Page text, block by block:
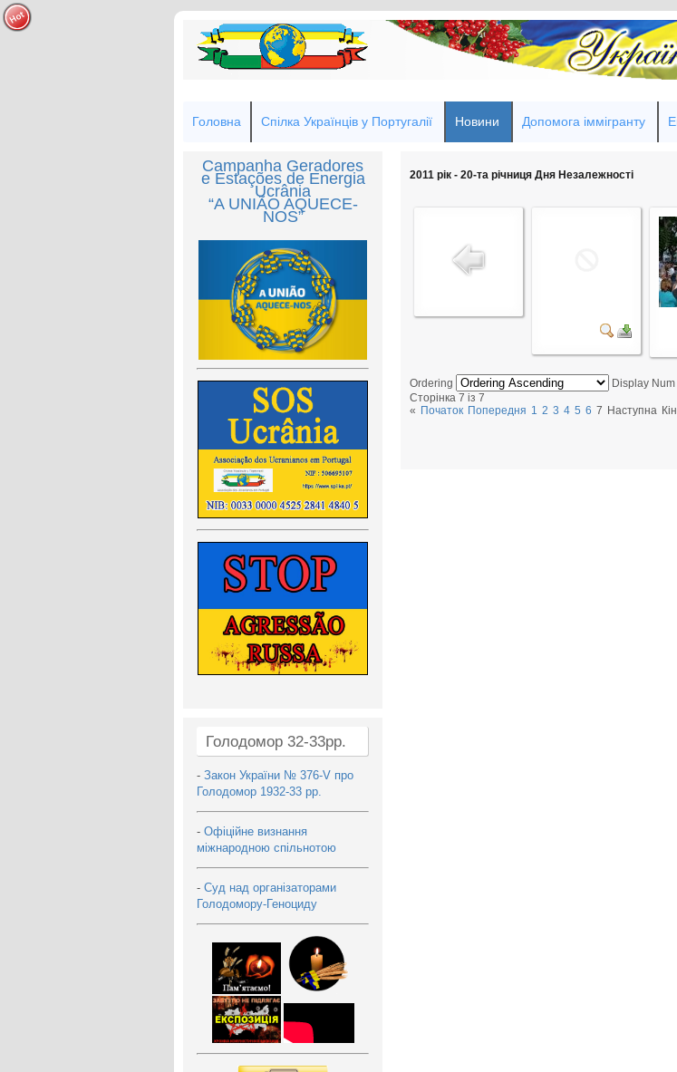
Головна Спілка Українців у Португалії Новини Допомога іммігранту
Campanha Geradores
e Estações de Energia
Ucrânia
“A UNIÃO AQUECE-
NOS”
Голодомор 32-33рр.
- Закон України № 376-V про
Голодомор 1932-33 рр.
- Офіційне визнання
міжнародною спільнотою
- Суд над організаторами
Голодомору-Геноциду
2011 рік - 20-та річниця Дня Незалежності
Ordering
Display Num
Сторінка 7 із 7
« Початок Попередня 1 2 3 4 5 6 7 Наступна